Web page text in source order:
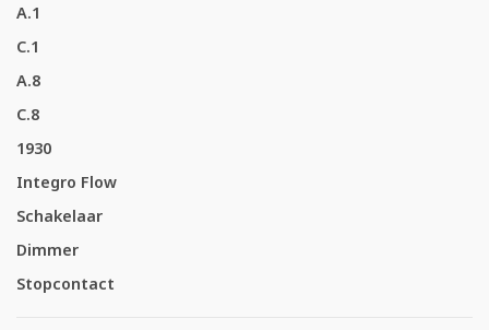
A.1
C.1
A.8
C.8
1930
Integro Flow
Schakelaar
Dimmer
Stopcontact